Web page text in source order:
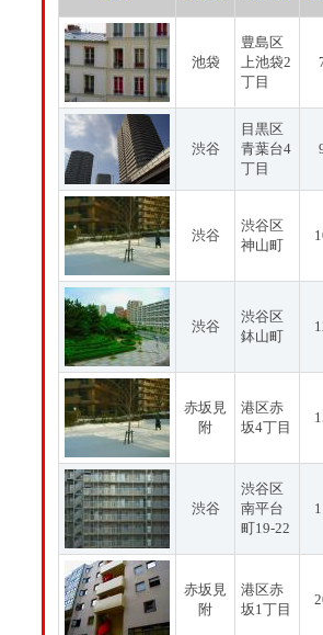
池袋
豊島区
上池袋2
丁目
渋谷
目黒区
青葉台4
丁目
渋谷
渋谷区
神山町
渋谷
渋谷区
鉢山町
赤坂見
附
港区赤
坂4丁目
渋谷
渋谷区
南平台
町19-22
赤坂見
附
港区赤
坂1丁目